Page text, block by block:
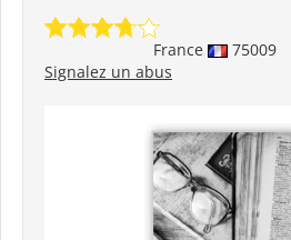
France 75009
Signalez un abus